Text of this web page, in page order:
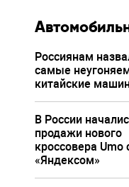
Россиянам
самые
китайские
В России
продажи нового
кроссовера Umo
«Яндексом»